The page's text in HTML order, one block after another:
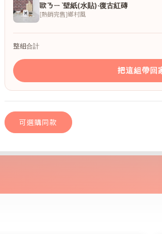
歐ㄋㄧˋ壁紙(水貼)·復古紅磚
[熱銷完售]鄉村風
整組合計
把這組帶回
可選購同款
復古紅磚｜歐ㄋ一ˋ壁紙(水